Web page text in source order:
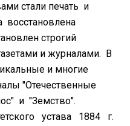
стали печать и
строгий
и журналами. В
и многие
"Отечественные
и "Земство".
устава 1884 г.